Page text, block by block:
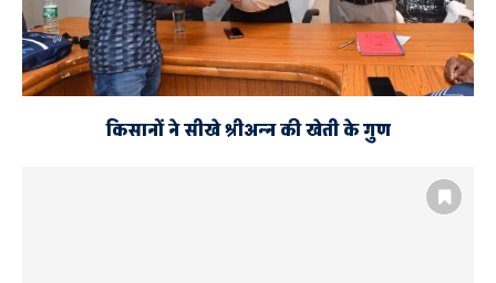
किसानों ने सीखे श्रीअन्न की खेती के गुण